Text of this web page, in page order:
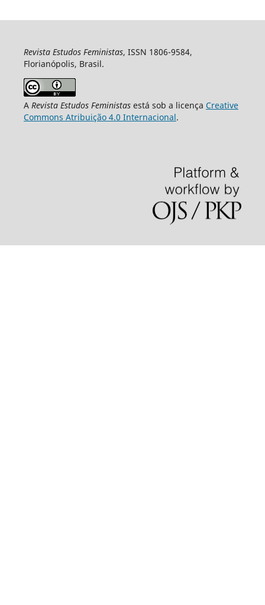
Revista Estudos Feministas, ISSN 1806-9584,
Florianópolis, Brasil.
A Revista Estudos Feministasestá sob a licença Creative
Commons Atribuição 4.0 Internacional.